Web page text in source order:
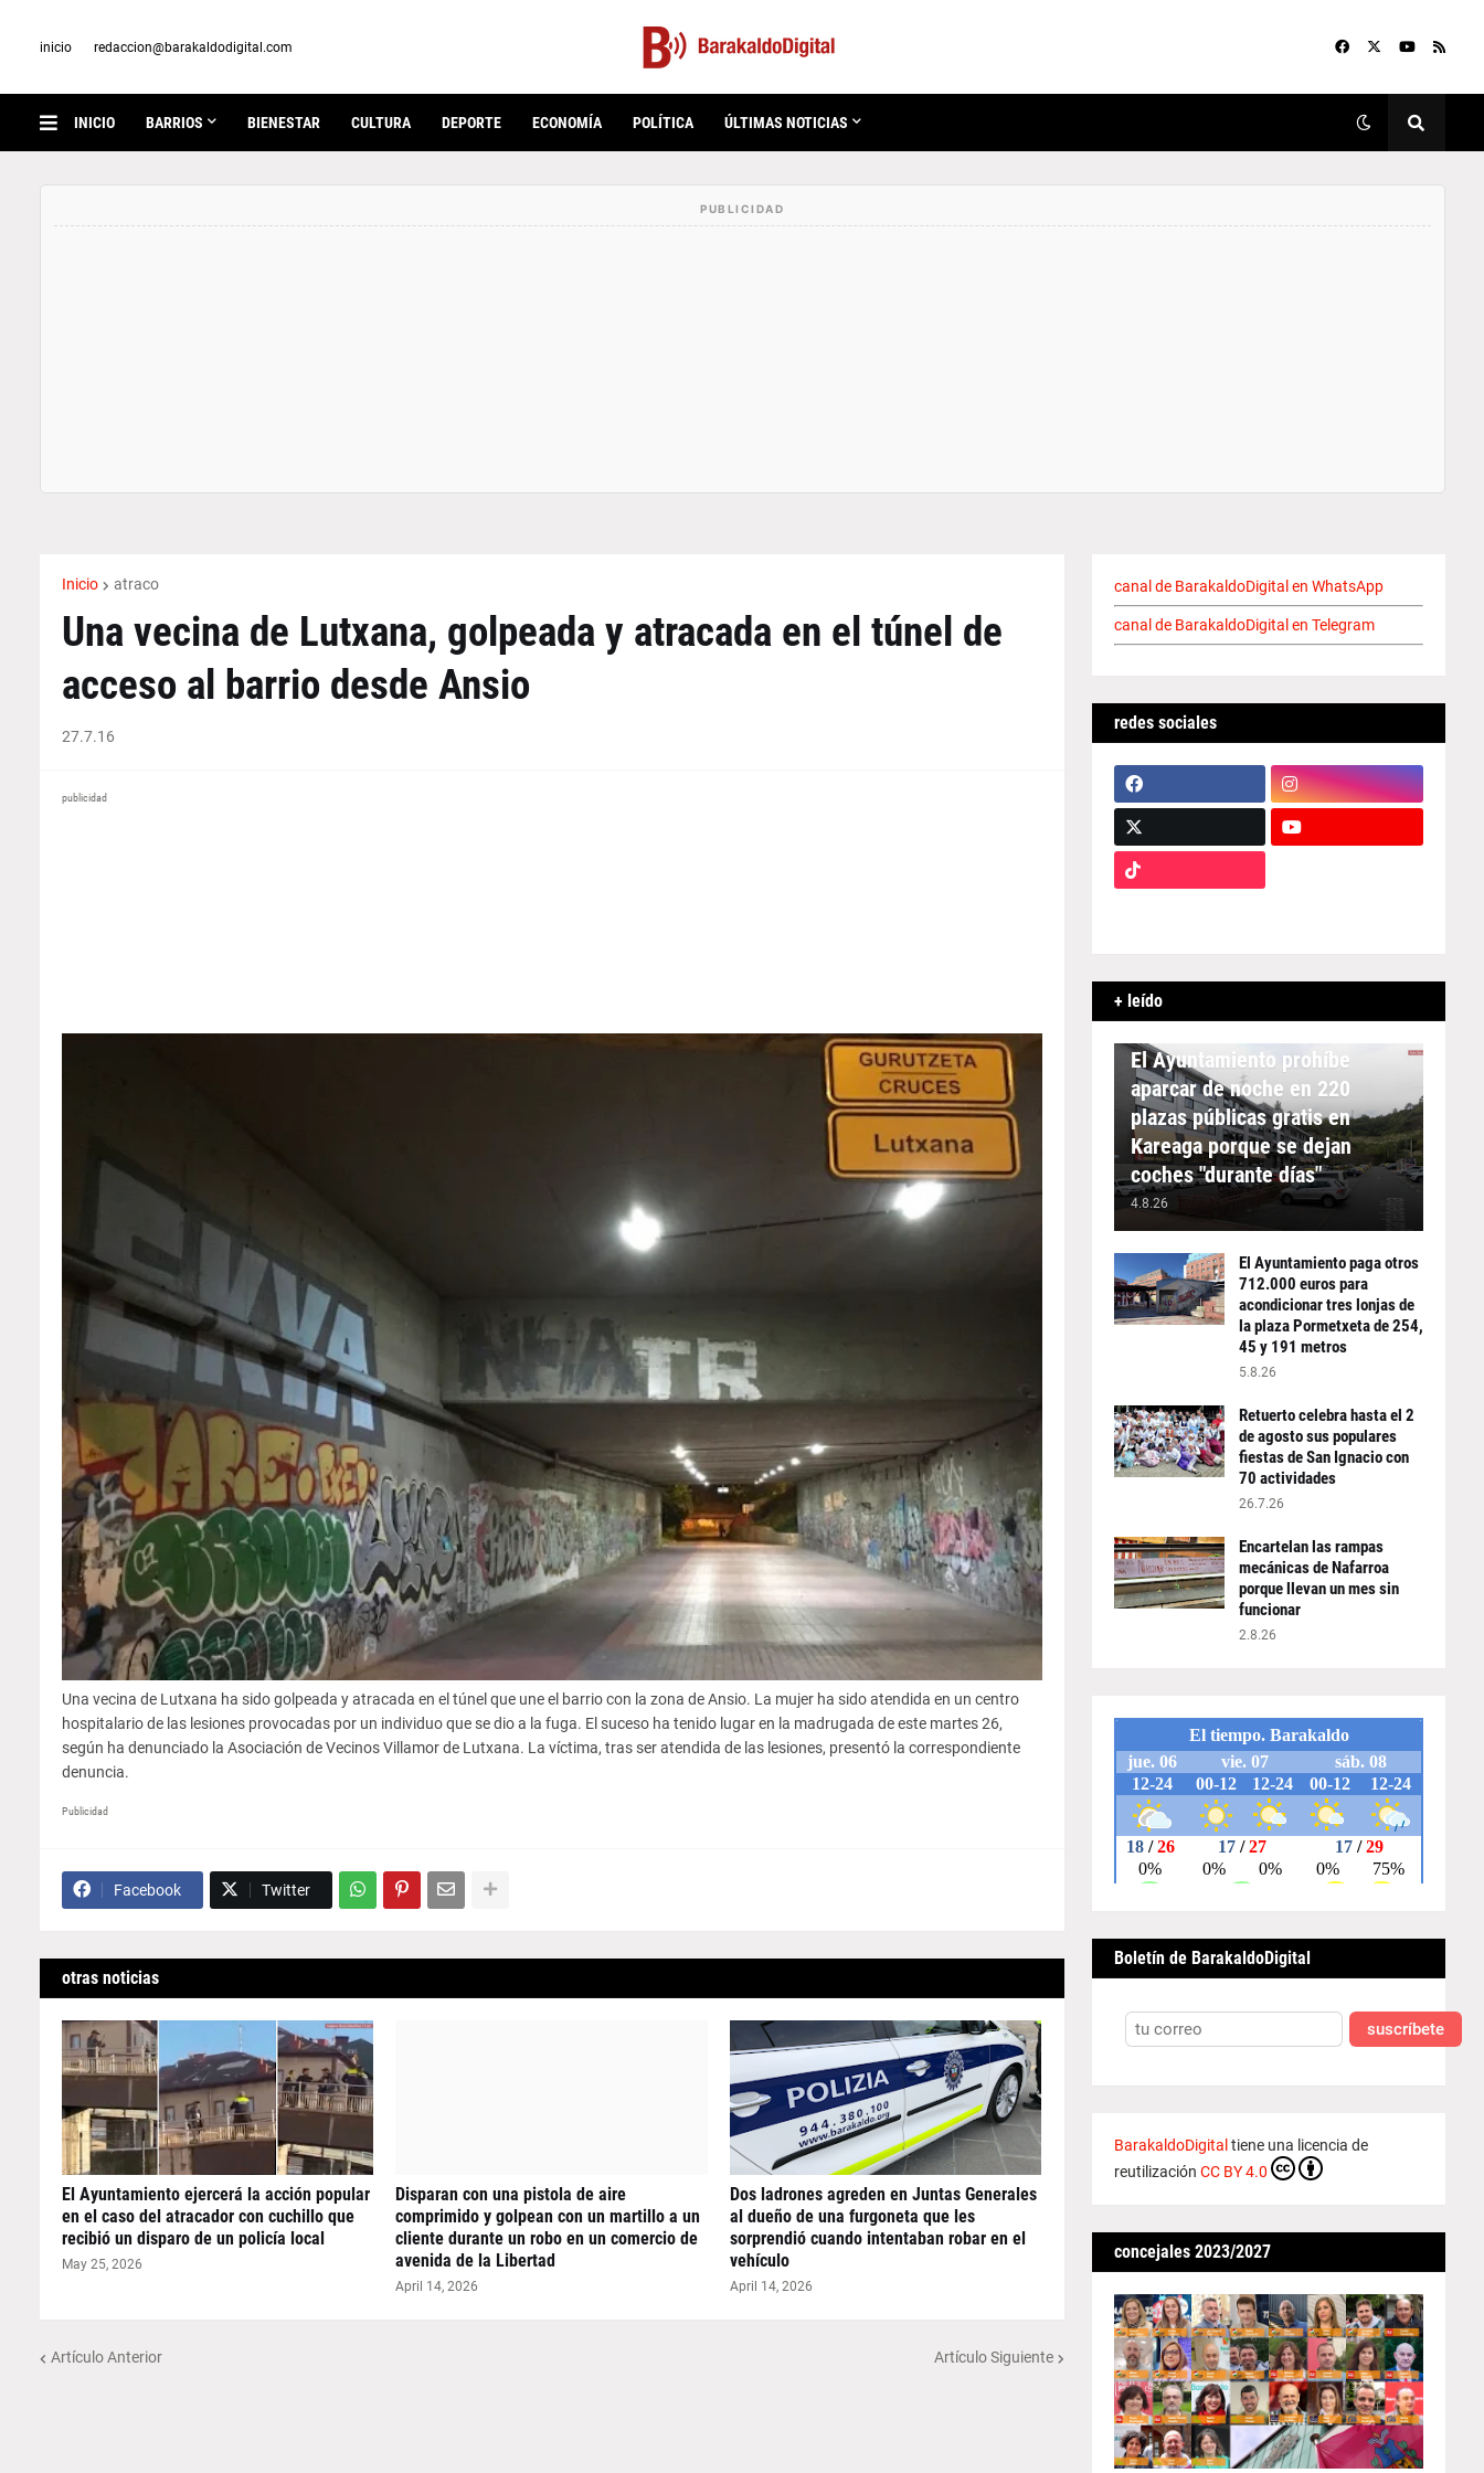
inicio redaccion@barakaldodigital.com
INICIO BARRIOS BIENESTAR CULTURA DEPORTE ECONOMÍA POLÍTICA ÚLTIMAS NOTICIAS
Inicio atraco
Una vecina de Lutxana, golpeada y atracada en el túnel de
acceso al barrio desde Ansio
27.7.16
publicidad
Una vecina de Lutxana ha sido golpeada y atracada en el túnel que une el barrio con la zona de Ansio. La mujer ha sido atendida en un centro
hospitalario de las lesiones provocadas por un individuo que se dio a la fuga. El suceso ha tenido lugar en la madrugada de este martes 26,
según ha denunciado la Asociación de Vecinos Villamor de Lutxana. La víctima, tras ser atendida de las lesiones, presentó la correspondiente
denuncia.
Publicidad
Facebook Twitter
otras noticias
El Ayuntamiento ejercerá la acción popular
en el caso del atracador con cuchillo que
recibió un disparo de un policía local
May 25, 2026
Disparan con una pistola de aire
comprimido y golpean con un martillo a un
cliente durante un robo en un comercio de
avenida de la Libertad
April 14, 2026
Dos ladrones agreden en Juntas Generales
al dueño de una furgoneta que les
sorprendió cuando intentaban robar en el
vehículo
April 14, 2026
Artículo Anterior Artículo Siguiente
canal de BarakaldoDigital en WhatsApp
canal de BarakaldoDigital en Telegram
redes sociales
+ leído
APARCAMIENTO
El Ayuntamiento prohíbe
aparcar de noche en 220
plazas públicas gratis en
Kareaga porque se dejan
coches "durante días"
4.8.26
El Ayuntamiento paga otros
712.000 euros para
acondicionar tres lonjas de
la plaza Pormetxeta de 254,
45 y 191 metros
5.8.26
Retuerto celebra hasta el 2
de agosto sus populares
fiestas de San Ignacio con
70 actividades
26.7.26
Encartelan las rampas
mecánicas de Nafarroa
porque llevan un mes sin
funcionar
2.8.26
Boletín de BarakaldoDigital
suscríbete
BarakaldoDigital tiene una licencia de
reutilización CC BY 4.0
concejales 2023/2027